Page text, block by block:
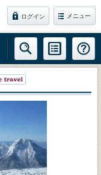
ログイン メニュー